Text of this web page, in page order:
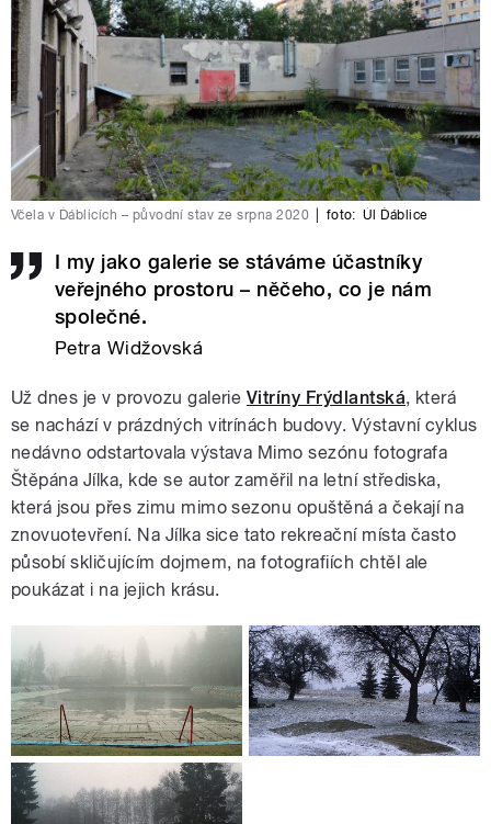
Včela v Ďáblicích – původní stav ze srpna 2020 foto: Úl Ďáblice
I my jako galerie se stáváme účastníky
veřejného prostoru – něčeho, co je nám
společné.
Petra Widžovská
Už dnes je v provozu galerie Vitríny Frýdlantská, která
se nachází v prázdných vitrínách budovy. Výstavní cyklus
nedávno odstartovala výstava Mimo sezónu fotografa
Štěpána Jílka, kde se autor zaměřil na letní střediska,
která jsou přes zimu mimo sezonu opuštěná a čekají na
znovuotevření. Na Jílka sice tato rekreační místa často
působí skličujícím dojmem, na fotografiích chtěl ale
poukázat i na jejich krásu.